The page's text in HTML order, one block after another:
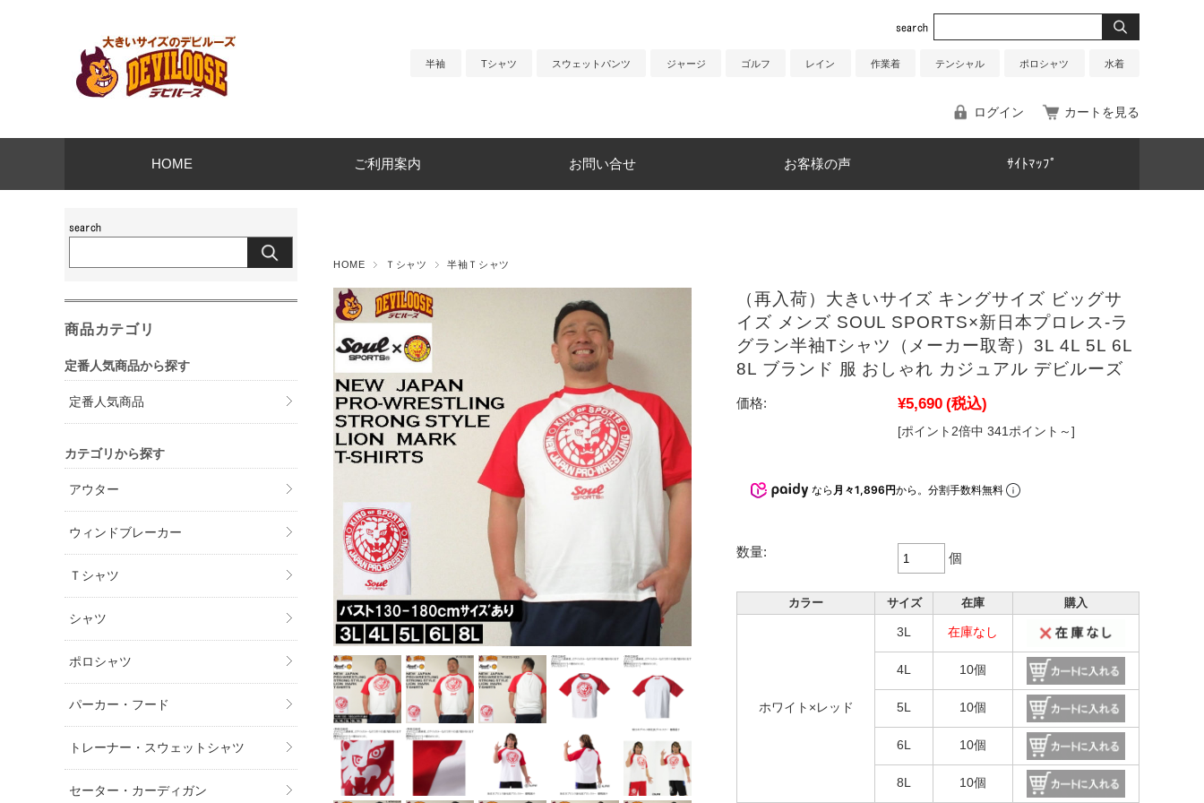
半袖 Tシャツ スウェットパンツ ジャージ ゴルフ レイン 作業着 テンシャル ポロシャツ 水着
ログイン カートを見る
HOME ご利用案内 お問い合せ お客様の声 ｻｲﾄﾏｯﾌﾟ
HOME Ｔシャツ 半袖Ｔシャツ
（再入荷）大きいサイズ キングサイズ ビッグサ
イズ メンズ SOUL SPORTS×新日本プロレス-ラ
グラン半袖Tシャツ（メーカー取寄）3L 4L 5L 6L
8L ブランド 服 おしゃれ カジュアル デビルーズ
価格: ¥5,690 (税込)
[ポイント2倍中 341ポイント～]
なら 月々1,896円から。分割手数料無料
数量: 個
カラー サイズ 在庫 購入
ホワイト×レッド
3L 在庫なし
4L 10個
5L 10個
6L 10個
8L 10個
商品カテゴリ
定番人気商品から探す
定番人気商品
カテゴリから探す
アウター
ウィンドブレーカー
Ｔシャツ
シャツ
ポロシャツ
パーカー・フード
トレーナー・スウェットシャツ
セーター・カーディガン